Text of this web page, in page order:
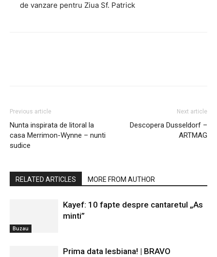
de vanzare pentru Ziua Sf. Patrick
Previous article
Nunta inspirata de litoral la
casa Merrimon-Wynne – nunti
sudice
Next article
Descopera Dusseldorf –
ARTMAG
RELATED ARTICLES MORE FROM AUTHOR
Buzau
Kayef: 10 fapte despre cantaretul „As
minti”
Prima data lesbiana! | BRAVO